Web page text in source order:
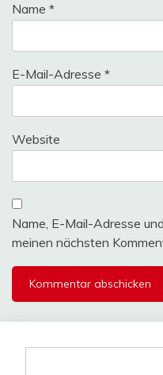
Name *
E-Mail-Adresse *
Website
Name, E-Mail-Adresse
meinen nächsten